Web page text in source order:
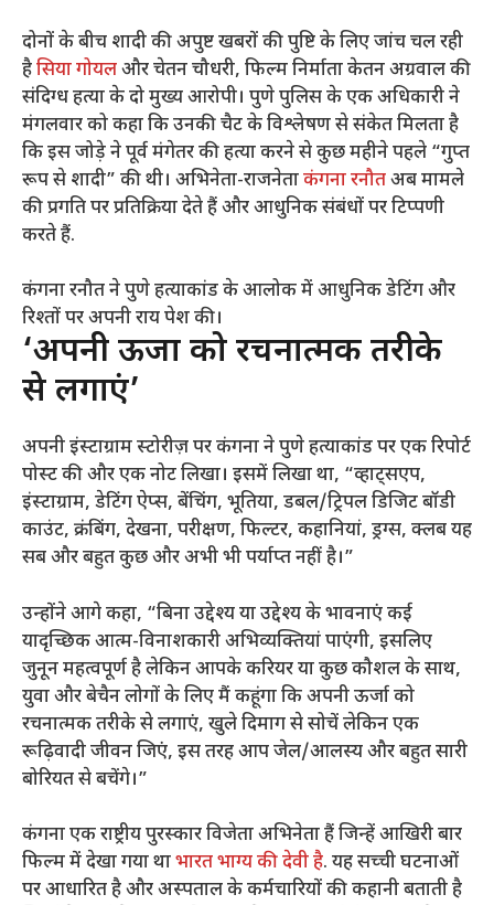
दोनों के बीच शादी की अपुष्ट खबरों की पुष्टि के लिए जांच चल रही
हैसिया गोयलऔर चेतन चौधरी, फिल्म निर्माता केतन अग्रवाल की
संदिग्ध हत्या के दो मुख्य आरोपी। पुणे पुलिस के एक अधिकारी ने
मंगलवार को कहा कि उनकी चैट के विश्लेषण से संकेत मिलता है
कि इस जोड़े ने पूर्व मंगेतर की हत्या करने से कुछ महीने पहले “गुप्त
रूप से शादी” की थी। अभिनेता-राजनेताकंगना रनौतअब मामले
की प्रगति पर प्रतिक्रिया देते हैं और आधुनिक संबंधों पर टिप्पणी
करते हैं.
कंगना रनौत ने पुणे हत्याकांड के आलोक में आधुनिक डेटिंग और
रिश्तों पर अपनी राय पेश की।
‘अपनी ऊर्जा को रचनात्मक तरीके
से लगाएं’
अपनी इंस्टाग्राम स्टोरीज़ पर कंगना ने पुणे हत्याकांड पर एक रिपोर्ट
पोस्ट की और एक नोट लिखा। इसमें लिखा था, “व्हाट्सएप,
इंस्टाग्राम, डेटिंग ऐप्स, बेंचिंग, भूतिया, डबल/ट्रिपल डिजिट बॉडी
काउंट, क्रंबिंग, देखना, परीक्षण, फिल्टर, कहानियां, ड्रग्स, क्लब यह
सब और बहुत कुछ और अभी भी पर्याप्त नहीं है।”
उन्होंने आगे कहा, “बिना उद्देश्य या उद्देश्य के भावनाएं कई
यादृच्छिक आत्म-विनाशकारी अभिव्यक्तियां पाएंगी, इसलिए
जुनून महत्वपूर्ण है लेकिन आपके करियर या कुछ कौशल के साथ,
युवा और बेचैन लोगों के लिए मैं कहूंगा कि अपनी ऊर्जा को
रचनात्मक तरीके से लगाएं, खुले दिमाग से सोचें लेकिन एक
रूढ़िवादी जीवन जिएं, इस तरह आप जेल/आलस्य और बहुत सारी
बोरियत से बचेंगे।”
कंगना एक राष्ट्रीय पुरस्कार विजेता अभिनेता हैं जिन्हें आखिरी बार
फिल्म में देखा गया थाभारत भाग्य की देवी है. यह सच्ची घटनाओं
पर आधारित है और अस्पताल के कर्मचारियों की कहानी बताती है